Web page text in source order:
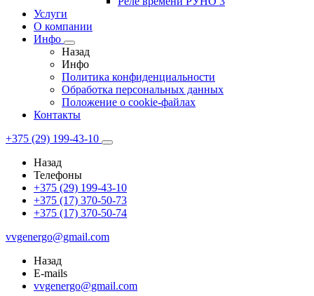
Услуги
О компании
Инфо
Назад
Инфо
Политика конфиденциальности
Обработка персональных данных
Положение о cookie-файлах
Контакты
+375 (29) 199-43-10
Назад
Телефоны
+375 (29) 199-43-10
+375 (17) 370-50-73
+375 (17) 370-50-74
vvgenergo@gmail.com
Назад
E-mails
vvgenergo@gmail.com